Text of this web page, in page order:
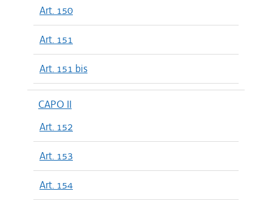
Art. 150
Art. 151
Art. 151 bis
CAPO II
Art. 152
Art. 153
Art. 154